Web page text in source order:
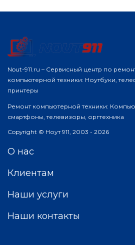
Nout-911.ru – Сервисный центр по
компьютерной техники: Ноутбуки,
принтеры
Ремонт компьютерной техники:
смартфоны, телевизоры, оргтехника
Copyright © Ноут 911, 2003 - 2026
О нас
Клиентам
Наши услуги
Наши контакты